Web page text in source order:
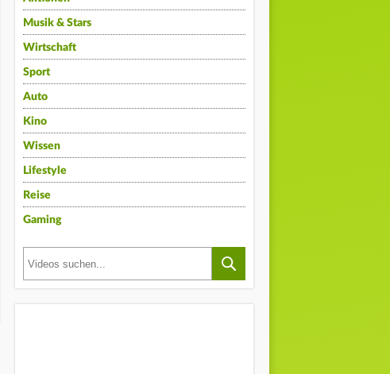
Musik & Stars
Wirtschaft
Sport
Auto
Kino
Wissen
Lifestyle
Reise
Gaming